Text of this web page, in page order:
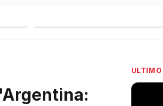
Riccardo
ULTIMO